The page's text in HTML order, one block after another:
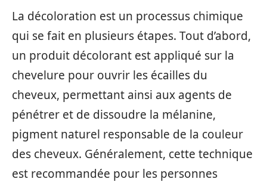
La décoloration est un processus chimique
qui se fait en plusieurs étapes. Tout d’abord,
un produit décolorant est appliqué sur la
chevelure pour ouvrir les écailles du
cheveux, permettant ainsi aux agents de
pénétrer et de dissoudre la mélanine,
pigment naturel responsable de la couleur
des cheveux. Généralement, cette technique
est recommandée pour les personnes